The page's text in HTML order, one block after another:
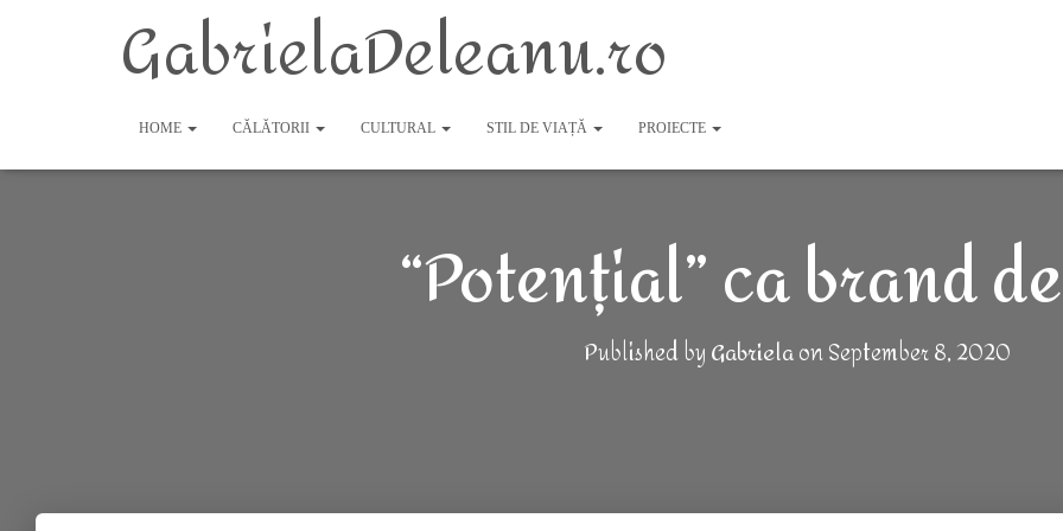
GabrielaDeleanu.ro
HOME CĂLĂTORII CULTURAL STIL DE VIAȚĂ PROIECTE
“Potențial” ca brand
Published byGabrielaonSeptember 8, 2020